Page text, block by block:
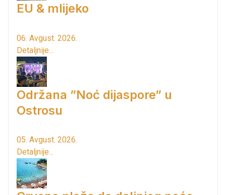
EU & mlijeko
06. Avgust. 2026.
Detaljnije...
Održana ”Noć dijaspore” u
Ostrosu
05. Avgust. 2026.
Detaljnije...